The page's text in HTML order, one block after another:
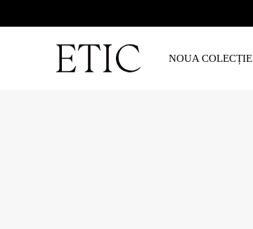
NOUA COLECȚIE